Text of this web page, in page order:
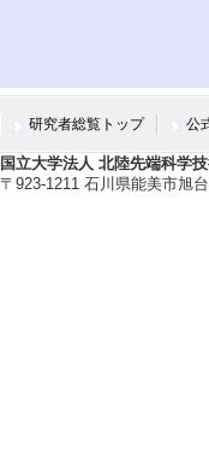
研究者総覧トップ 公
国立大学法人 北陸先端科学
〒923-1211 石川県能美市旭